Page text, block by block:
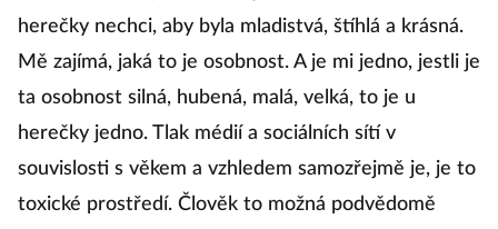
herečky nechci, aby byla mladistvá, štíhlá a krásná.
Mě zajímá, jaká to je osobnost. A je mi jedno, jestli je
ta osobnost silná, hubená, malá, velká, to je u
herečky jedno. Tlak médií a sociálních sítí v
souvislosti s věkem a vzhledem samozřejmě je, je to
toxické prostředí. Člověk to možná podvědomě